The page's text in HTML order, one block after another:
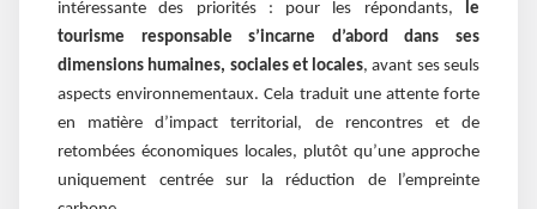
intéressante des priorités : pour les répondants,
le
tourisme responsable s’incarne d’abord dans ses
dimensions humaines, sociales et locales, avant ses seuls
aspects environnementaux. Cela traduit une attente forte
en matière d’impact territorial, de rencontres et de
retombées économiques locales, plutôt qu’une approche
uniquement centrée sur la réduction de l’empreinte